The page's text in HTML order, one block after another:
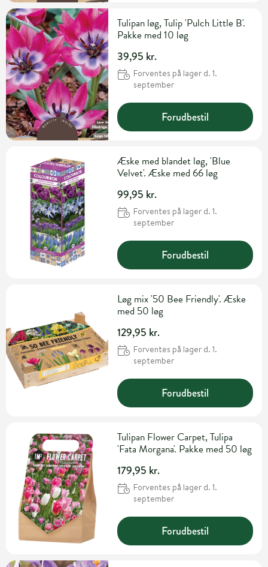
Tulipan løg, Tulip 'Pulch Little B'.
Pakke med 10 løg
39,95 kr.
Forventes på lager d. 1.
september
Forudbestil
Æske med blandet løg, 'Blue
Velvet'. Æske med 66 løg
99,95 kr.
Forventes på lager d. 1.
september
Forudbestil
Løg mix '50 Bee Friendly'. Æske
med 50 løg
129,95 kr.
Forventes på lager d. 1.
september
Forudbestil
Tulipan Flower Carpet, Tulipa
'Fata Morgana'. Pakke med 50 løg
179,95 kr.
Forventes på lager d. 1.
september
Forudbestil